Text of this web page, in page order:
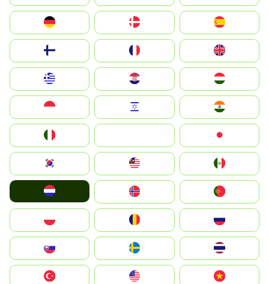
Deutschland
United Kingdom
Magyarország
South Korea
United States